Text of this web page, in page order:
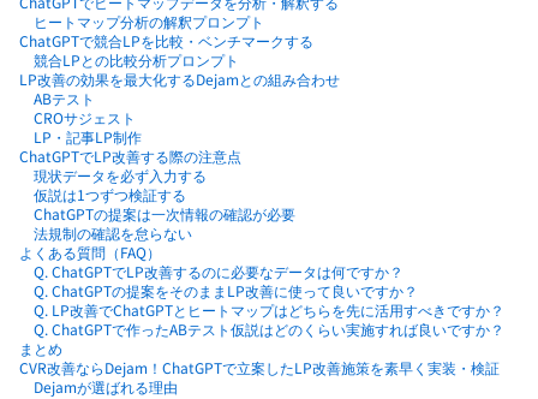
ヒートマップ分析の解釈プロンプト
ChatGPTで競合LPを比較・ベンチマークする
競合LPとの比較分析プロンプト
LP改善の効果を最大化するDejamとの組み合わせ
ABテスト
CROサジェスト
LP・記事LP制作
ChatGPTでLP改善する際の注意点
現状データを必ず入力する
仮説は1つずつ検証する
ChatGPTの提案は一次情報の確認が必要
法規制の確認を怠らない
よくある質問（FAQ）
Q. ChatGPTでLP改善するのに必要なデータは何ですか？
Q. ChatGPTの提案をそのままLP改善に使って良いですか？
Q. LP改善でChatGPTとヒートマップはどちらを先に活用すべきですか？
Q. ChatGPTで作ったABテスト仮説はどのくらい実施すれば良いですか？
まとめ
CVR改善ならDejam！ChatGPTで立案したLP改善施策を素早く実装・検証
Dejamが選ばれる理由